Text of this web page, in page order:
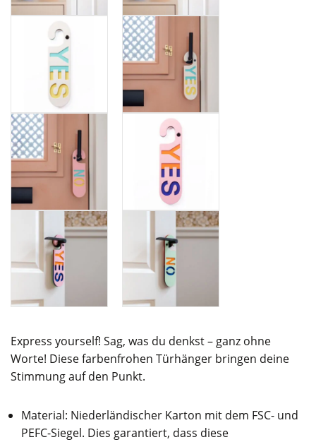
Express yourself! Sag, was du denkst – ganz ohne
Worte! Diese farbenfrohen Türhänger bringen deine
Stimmung auf den Punkt.
Material: Niederländischer Karton mit dem FSC- und
PEFC-Siegel. Dies garantiert, dass diese